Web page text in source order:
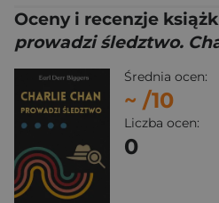
Oceny i recenzje
prowadzi śledztwo.
Średnia ocen:
~ /10
Liczba ocen:
0